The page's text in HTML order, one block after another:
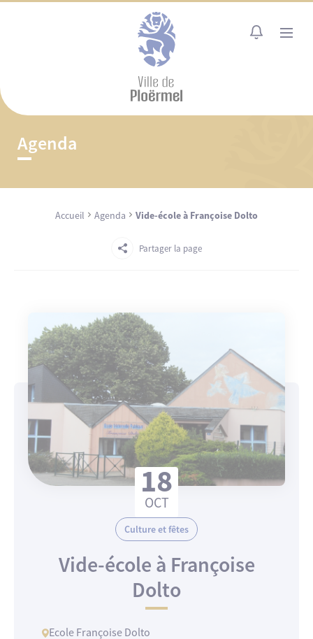
Agenda
Accueil Agenda Vide-école à Françoise Dolto
Partager la page
18
OCT
Culture et fêtes
Vide-école à Françoise
Dolto
Ecole Françoise Dolto